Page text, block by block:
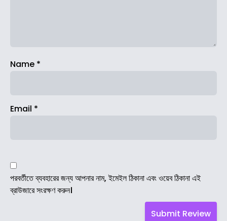
Name *
Email *
পরবর্তীতে ব্যবহারের জন্য আপনার নাম, ইমেইল ঠিকানা এবং ওয়েব ঠিকানা এই
ব্রাউজারে সংরক্ষণ করুন।